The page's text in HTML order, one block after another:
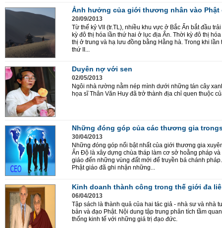
Ảnh hưởng của giới thương nhân vào Phật
20/09/2013
Từ thế kỷ VII (tr.TL), nhiều khu vực ở Bắc Ấn bắt đầu
kỳ đô thị hóa lần thứ hai ở lục địa Ấn. Thời kỳ đô thị
thị ở trung và hạ lưu đồng bằng Hằng hà. Trong khi
thứ II...
Duyên nợ với sen
02/05/2013
Ngôi nhà rường nằm nép mình dưới những tán cây
họa sĩ Thân Văn Huy đã trở thành địa chỉ quen thuộc
Những đóng góp của các thương gia
30/04/2013
Những đóng góp nổi bật nhất của giới thương gia
Ấn Độ là xây dựng chùa tháp làm cơ sở hoằng pháp
giáo đến những vùng đất mới để truyền bá chánh
Phật giáo đã ghi nhận những...
Kinh doanh thành công trong thế giới đa
06/04/2013
Tập sách là thành quả của hai tác giả - nhà sư và nhà
bản và đạo Phật. Nội dung tập trung phân tích tầm
thống kinh tế với những giá trị đạo đức.